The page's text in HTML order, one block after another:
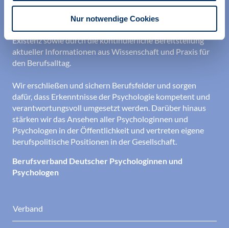
Nur notwendige Cookies
ihrer Berufsausübung und bei der Festigung ihrer
professionellen Identität. Dies erreichen wir unter
anderem durch Orientierung beim Aufbau der beruflichen
Existenz sowie durch die kontinuierliche Bereitstellung
aktueller Informationen aus Wissenschaft und Praxis für
den Berufsalltag.
Wir erschließen und sichern Berufsfelder und sorgen
dafür, dass Erkenntnisse der Psychologie kompetent und
verantwortungsvoll umgesetzt werden. Darüber hinaus
stärken wir das Ansehen aller Psychologinnen und
Psychologen in der Öffentlichkeit und vertreten eigene
berufspolitische Positionen in der Gesellschaft.
Berufsverband Deutscher Psychologinnen und
Psychologen
Verband